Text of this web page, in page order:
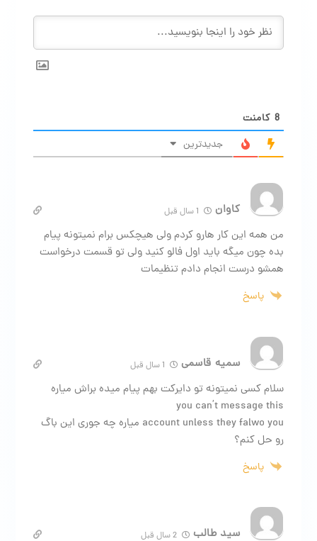
8 کامنت
جدیدترین
کاوان
من همه این کار هارو کردم ولی هیچکس برام نمیتونه پیام
بده چون میگه باید اول فالو کنید ولی تو قسمت درخواست
همشو درست انجام دادم تنظیمات
پاسخ
سمیه قاسمی
سلام کسی نمیتونه تو دایرکت بهم پیام میده براش میاره
you can’t message this
account unless they falwo you میاره چه جوری این باگ
رو حل کنم؟
پاسخ
سید طالب 2 سال قبل